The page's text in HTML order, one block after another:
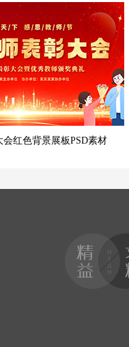
红色背景展板PSD素材